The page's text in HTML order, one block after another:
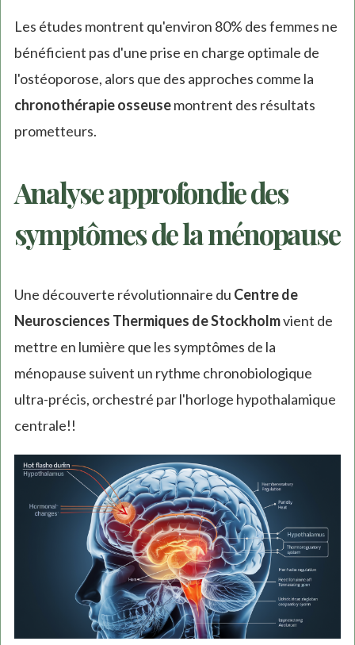
Les études montrent qu'environ 80% des femmes ne
bénéficient pas d'une prise en charge optimale de
l'ostéoporose, alors que des approches comme la
chronothérapie osseusemontrent des résultats
prometteurs.
Analyse approfondie des
symptômes de la ménopause
Une découverte révolutionnaire du Centre de
Neurosciences Thermiques de Stockholmvient de
mettre en lumière que les symptômes de la
ménopause suivent un rythme chronobiologique
ultra-précis, orchestré par l'horloge hypothalamique
centrale!!